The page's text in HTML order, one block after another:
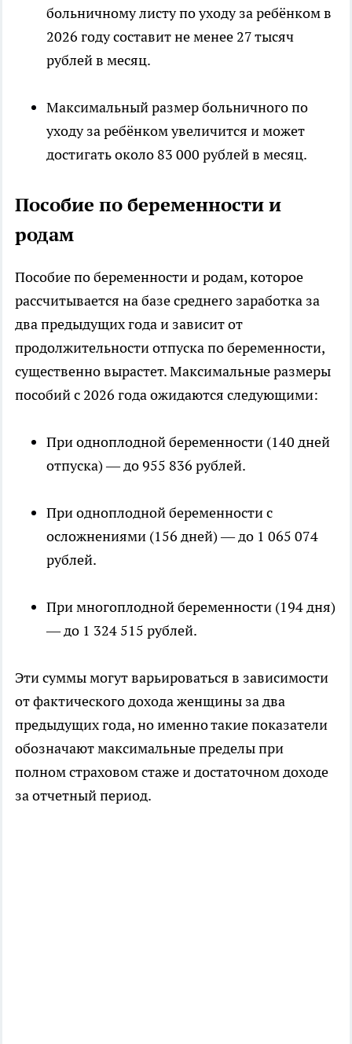
больничному листу по уходу за ребёнком в
2026 году составит не менее 27 тысяч
рублей в месяц.
Максимальный размер больничного по
уходу за ребёнком увеличится и может
достигать около 83 000 рублей в месяц.
Пособие по беременности и
родам
Пособие по беременности и родам, которое
рассчитывается на базе среднего заработка за
два предыдущих года и зависит от
продолжительности отпуска по беременности,
существенно вырастет. Максимальные размеры
пособий с 2026 года ожидаются следующими:
При одноплодной беременности (140 дней
отпуска) — до 955 836 рублей.
При одноплодной беременности с
осложнениями (156 дней) — до 1 065 074
рублей.
При многоплодной беременности (194 дня)
— до 1 324 515 рублей.
Эти суммы могут варьироваться в зависимости
от фактического дохода женщины за два
предыдущих года, но именно такие показатели
обозначают максимальные пределы при
полном страховом стаже и достаточном доходе
за отчетный период.